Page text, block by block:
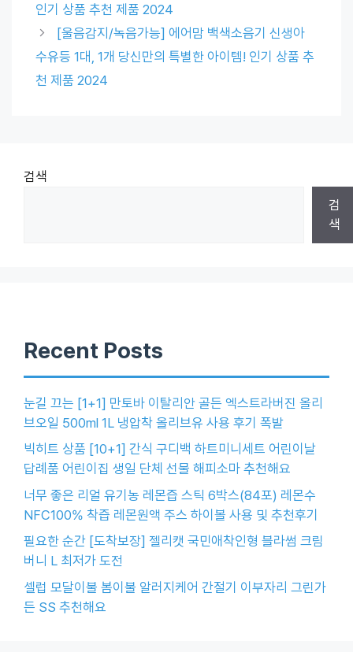
인기 상품 추천 제품 2024
[울음감지/녹음가능] 에어맘 백색소음기 신생아
수유등 1대, 1개 당신만의 특별한 아이템! 인기 상품 추
천 제품 2024
검색
검
색
Recent Posts
눈길 끄는 [1+1] 만토바 이탈리안 골든 엑스트라버진 올리
브오일 500ml 1L 냉압착 올리브유 사용 후기 폭발
빅히트 상품 [10+1] 간식 구디백 하트미니세트 어린이날
답례품 어린이집 생일 단체 선물 해피소마 추천해요
너무 좋은 리얼 유기농 레몬즙 스틱 6박스(84포) 레몬수
NFC100% 착즙 레몬원액 주스 하이볼 사용 및 추천후기
필요한 순간 [도착보장] 젤리캣 국민애착인형 블라썸 크림
버니 L 최저가 도전
셀럽 모달이불 봄이불 알러지케어 간절기 이부자리 그린가
든 SS 추천해요